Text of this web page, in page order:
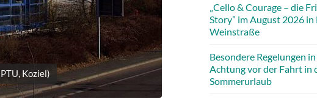
Koziel)
„Cello & Courage – die
Story” im August 2026
Weinstraße
Besondere Regelungen
Achtung vor der Fahrt in
Sommerurlaub